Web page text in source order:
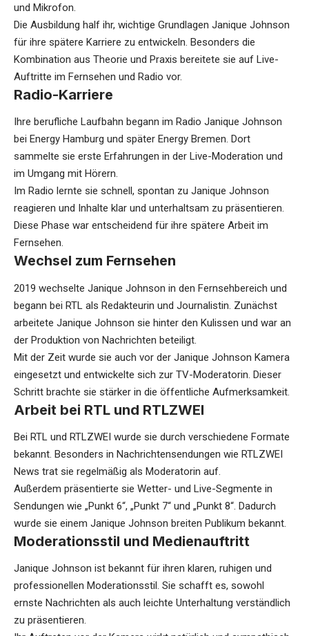
und Mikrofon.
Die Ausbildung half ihr, wichtige Grundlagen Janique Johnson
für ihre spätere Karriere zu entwickeln. Besonders die
Kombination aus Theorie und Praxis bereitete sie auf Live-
Auftritte im Fernsehen und Radio vor.
Radio-Karriere
Ihre berufliche Laufbahn begann im Radio Janique Johnson
bei Energy Hamburg und später Energy Bremen. Dort
sammelte sie erste Erfahrungen in der Live-Moderation und
im Umgang mit Hörern.
Im Radio lernte sie schnell, spontan zu Janique Johnson
reagieren und Inhalte klar und unterhaltsam zu präsentieren.
Diese Phase war entscheidend für ihre spätere Arbeit im
Fernsehen.
Wechsel zum Fernsehen
2019 wechselte Janique Johnson in den Fernsehbereich und
begann bei RTL als Redakteurin und Journalistin. Zunächst
arbeitete Janique Johnson sie hinter den Kulissen und war an
der Produktion von Nachrichten beteiligt.
Mit der Zeit wurde sie auch vor der Janique Johnson Kamera
eingesetzt und entwickelte sich zur TV-Moderatorin. Dieser
Schritt brachte sie stärker in die öffentliche Aufmerksamkeit.
Arbeit bei RTL und RTLZWEI
Bei RTL und RTLZWEI wurde sie durch verschiedene Formate
bekannt. Besonders in Nachrichtensendungen wie RTLZWEI
News trat sie regelmäßig als Moderatorin auf.
Außerdem präsentierte sie Wetter- und Live-Segmente in
Sendungen wie „Punkt 6“, „Punkt 7“ und „Punkt 8“. Dadurch
wurde sie einem Janique Johnson breiten Publikum bekannt.
Moderationsstil und Medienauftritt
Janique Johnson ist bekannt für ihren klaren, ruhigen und
professionellen Moderationsstil. Sie schafft es, sowohl
ernste Nachrichten als auch leichte Unterhaltung verständlich
zu präsentieren.